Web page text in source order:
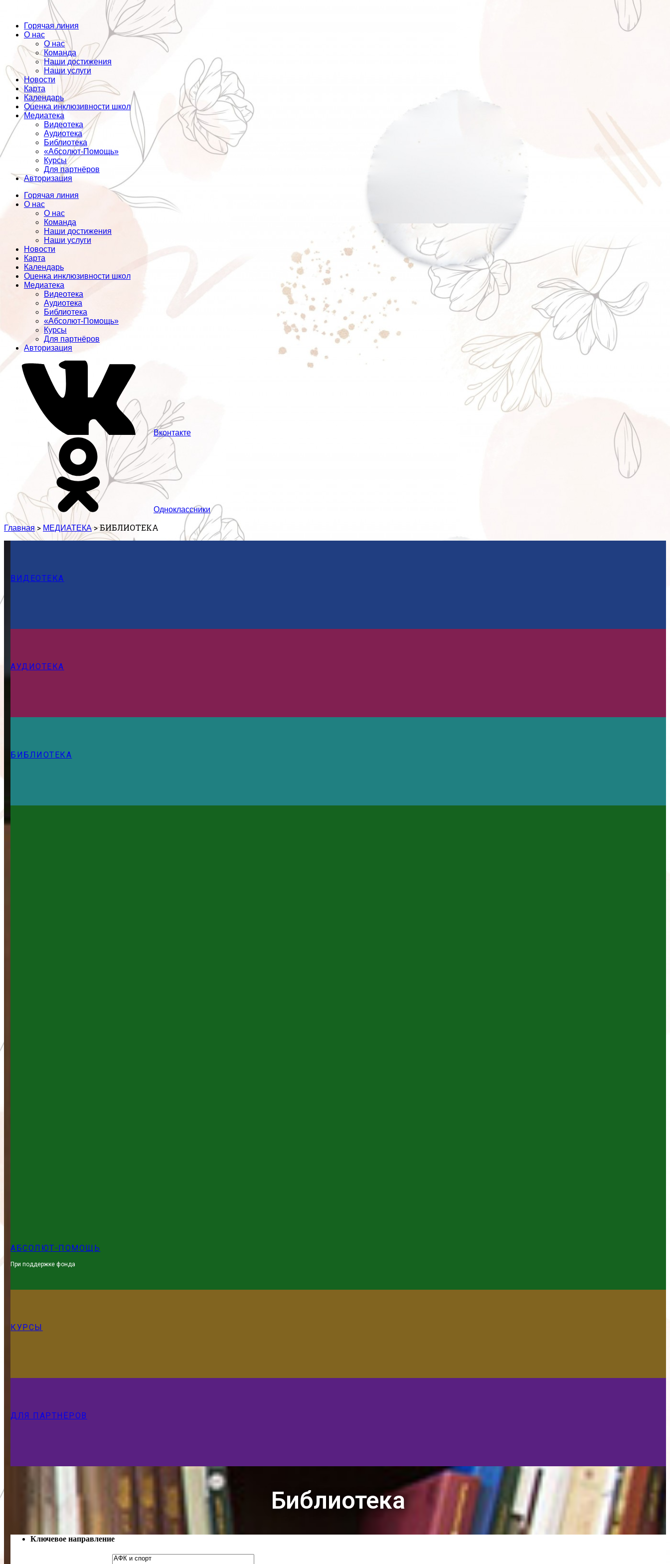
Горячая линия
О нас
О нас
Команда
Наши достижения
Наши услуги
Новости
Карта
Календарь
Оценка инклюзивности школ
Медиатека
Видеотека
Аудиотека
Библиотека
«Абсолют-Помощь»
Курсы
Для партнёров
Авторизация
Горячая линия
О нас
О нас
Команда
Наши достижения
Наши услуги
Новости
Карта
Календарь
Оценка инклюзивности школ
Медиатека
Видеотека
Аудиотека
Библиотека
«Абсолют-Помощь»
Курсы
Для партнёров
Авторизация
Вконтакте
Одноклассники
Главная> МЕДИАТЕКА>БИБЛИОТЕКА
ВИДЕОТЕКА
АУДИОТЕКА
БИБЛИОТЕКА
АБСОЛЮТ-ПОМОЩЬ
При поддержке фонда
КУРСЫ
ДЛЯ ПАРТНЁРОВ
Библиотека
Ключевое направление